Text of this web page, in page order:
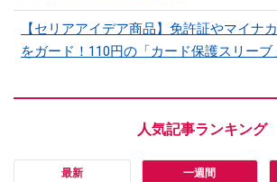
【セリアアイデア商品】免許証やマイナ
をガード！110円の「カード保護スリーブ
最新 一週間